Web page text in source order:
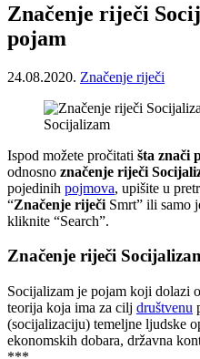
Značenje riječi
pojam
24.08.2020. Značenje riječi
Socijalizam
Ispod možete pročitati šta znači
odnosno značenje riječi
pojedinih pojmova, upišite u
“Značenje riječi Smrt” ili samo
kliknite “Search”.
Značenje riječi
Socijalizam je pojam koji dolazi
teorija koja ima za cilj društvenu
(socijalizaciju) temeljne ljudske
ekonomskih dobara, državna